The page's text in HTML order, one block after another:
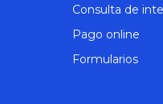
Consulta de
Pago online
Formularios